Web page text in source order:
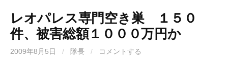
レオパレス専門空き巣 １５０
件、被害総額１０００万円か
2009年8月5日 / 隊長 / コメントする